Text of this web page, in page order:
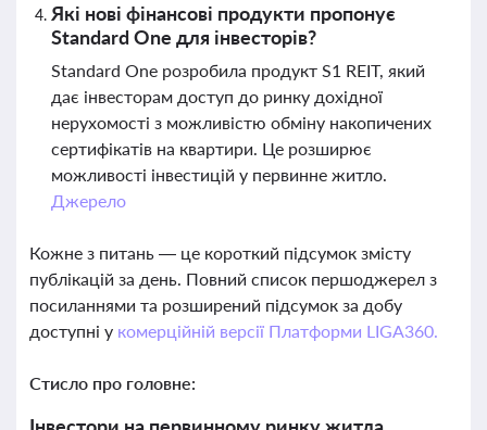
Які нові фінансові продукти пропонує
Standard One для інвесторів?
Standard One розробила продукт S1 REIT, який
дає інвесторам доступ до ринку дохідної
нерухомості з можливістю обміну накопичених
сертифікатів на квартири. Це розширює
можливості інвестицій у первинне житло.
Джерело
Кожне з питань — це короткий підсумок змісту
публікацій за день. Повний список першоджерел з
посиланнями та розширений підсумок за добу
доступні у комерційній версії Платформи LIGA360.
Стисло про головне: